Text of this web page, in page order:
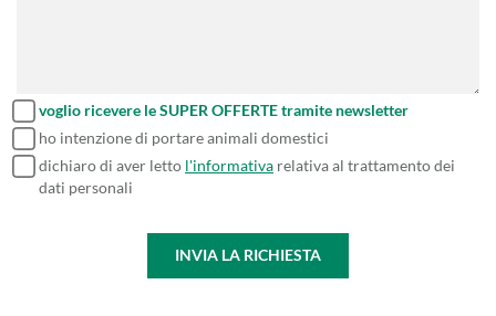
voglio ricevere le SUPER OFFERTE tramite newsletter
ho intenzione di portare animali domestici
dichiaro di aver letto l'informativa relativa al trattamento dei
dati personali
INVIA LA RICHIESTA